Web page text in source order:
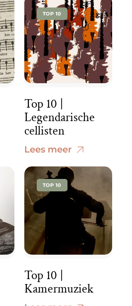
TOP 10
Top 10 |
Legendarische
cellisten
Lees meer
TOP 10
Top 10 |
Kamermuziek